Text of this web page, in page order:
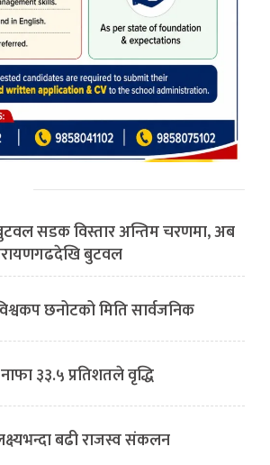
सडक विस्तार अन्तिम चरणमा, अब
बुटवल
छनोटको मिति सार्वजनिक
३३.५ प्रतिशतले वृद्धि
बढी राजस्व संकलन